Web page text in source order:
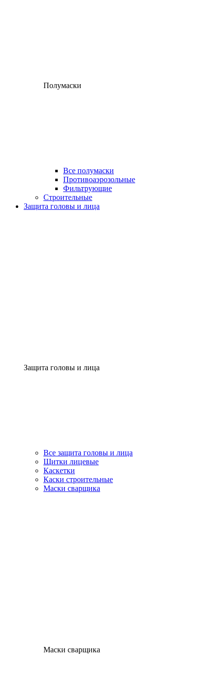
Полумаски
Все полумаски
Противоаэрозольные
Фильтрующие
Строительные
Защита головы и лица
Защита головы и лица
Все защита головы и лица
Щитки лицевые
Каскетки
Каски строительные
Маски сварщика
Маски сварщика